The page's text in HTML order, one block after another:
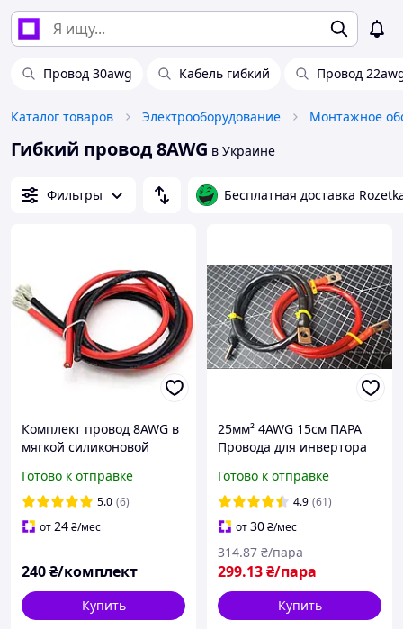
Провод 30awg Кабель гибкий Провод
Каталог товаров Электрооборудование Монтажное
Гибкий провод 8AWG в Украине
Фильтры Бесплатная доставка
Комплект провод 8AWG в
мягкой силиконовой
красный (0,5м) + черный
(0,5м)
Готово к отправке
5.0 (6)
от24₴/мес
240₴/комплект
Купить
25мм² 4AWG 15см ПАРА
Провода для инвертора
Клемма 25/8мм Силовые
медные кабеля
Готово к отправке
4.9 (61)
от30₴/мес
299.13₴/пара
314.87 ₴/пара
Купить